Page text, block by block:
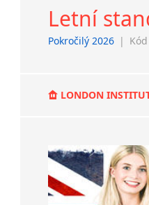
Letní
Pokročilý 2026 |
LONDON